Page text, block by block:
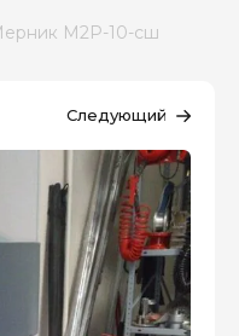
М2Р-10-сш
Следующий